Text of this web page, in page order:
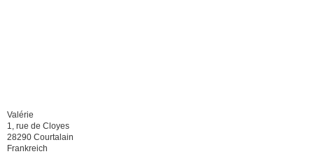
Valérie
1, rue de Cloyes
28290 Courtalain
Frankreich